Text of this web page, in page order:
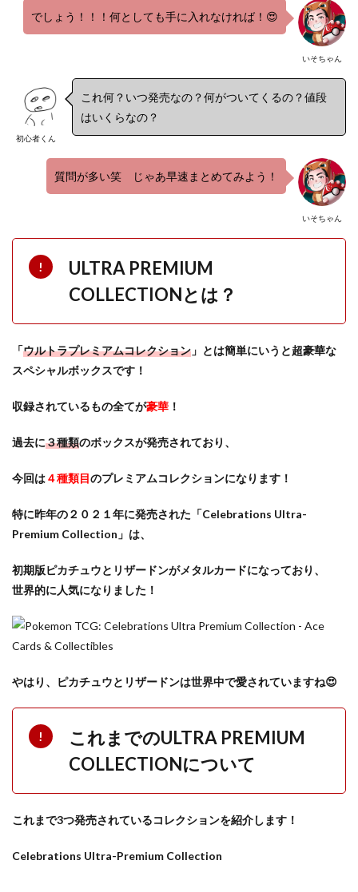
いそちゃん
でしょう！！！何としても手に入れなければ！😍
初心者くん
これ何？いつ発売なの？何がついてくるの？値段
はいくらなの？
いそちゃん
質問が多い笑 じゃあ早速まとめてみよう！
ULTRA PREMIUM
COLLECTIONとは？
「ウルトラプレミアムコレクション 」とは簡単にいうと超豪華な
スペシャルボックスです！
収録されているもの全てが豪華 ！
過去に３種類のボックスが発売されており、
今回は４種類目のプレミアムコレクションになります！
特に昨年の２０２１年に発売された「Celebrations Ultra-
Premium Collection 」は、
初期版ピカチュウとリザードンがメタルカードになっており、
世界的に人気になりました！
やはり、ピカチュウとリザードンは世界中で愛されていますね😍
これまでのULTRA PREMIUM
COLLECTIONについて
これまで3つ発売されているコレクションを紹介します！
Celebrations Ultra-Premium Collection